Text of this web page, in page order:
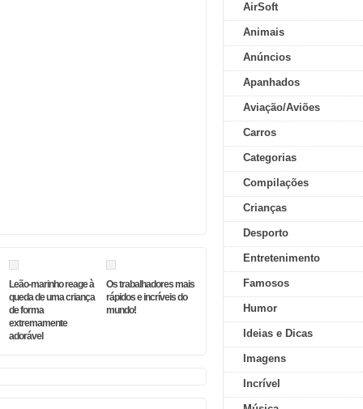
Leão-marinho reage à
queda de uma criança
de forma
extremamente
adorável
Os trabalhadores mais
rápidos e incríveis do
mundo!
AirSoft
Animais
Anúncios
Apanhados
Aviação/Aviões
Carros
Categorias
Compilações
Crianças
Desporto
Entretenimento
Famosos
Humor
Ideias e Dicas
Imagens
Incrível